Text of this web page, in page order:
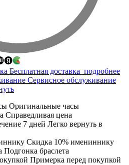
Бесплатная доставка подробнее
Сервисное обслуживание
Оригинальные часы
Справедливая цена
Легко вернуть в
Скидка 10% имениннику
Подгонка браслета
Примерка перед покупкой